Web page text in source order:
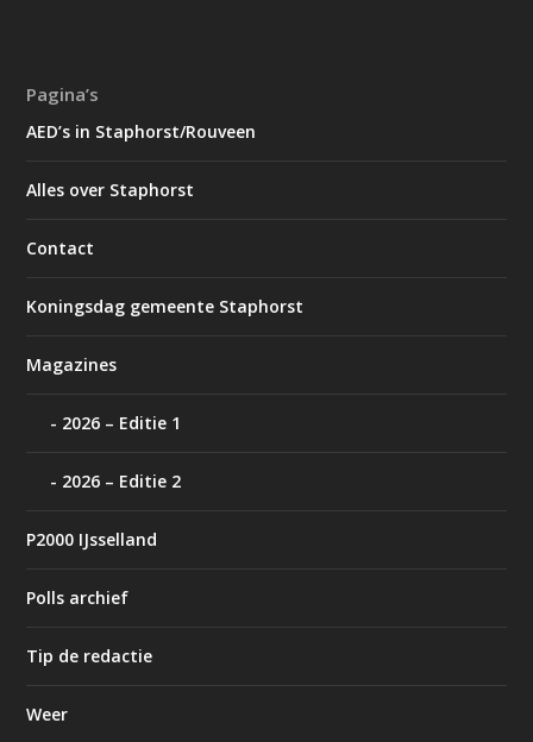
Pagina’s
AED’s in Staphorst/Rouveen
Alles over Staphorst
Contact
Koningsdag gemeente Staphorst
Magazines
2026 – Editie 1
2026 – Editie 2
P2000 IJsselland
Polls archief
Tip de redactie
Weer